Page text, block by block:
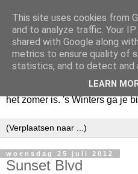
Huize
Als het lente is, lees ik een
latte uit een glas. Of om het
cappuccino of een dubbele
het zomer is. 's Winters ga je
woensdag 25 juli 2012
Sunset Blvd
This site uses cookies from
and to analyze traffic. Your
shared with Google along
metrics to ensure quality of
statistics, and to detect and
LEARN